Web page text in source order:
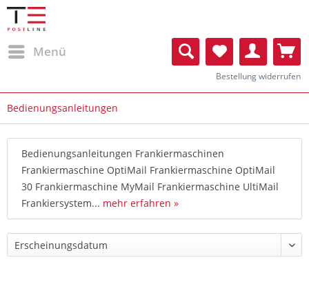
Menü
Bestellung widerrufen
Bedienungsanleitungen
Bedienungsanleitungen Frankiermaschinen
Frankiermaschine OptiMail Frankiermaschine OptiMail
30 Frankiermaschine MyMail Frankiermaschine UltiMail
Frankiersystem... mehr erfahren »